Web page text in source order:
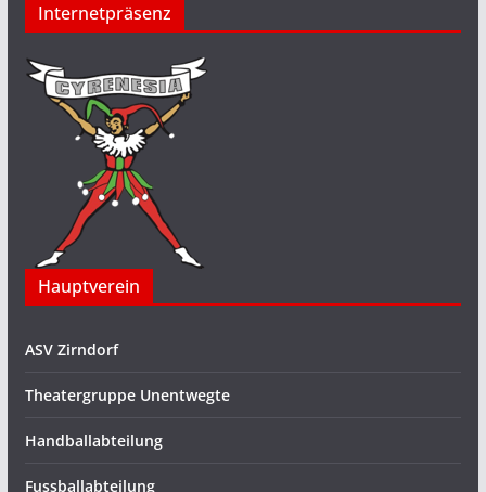
Internetpräsenz
Hauptverein
ASV Zirndorf
Theatergruppe Unentwegte
Handballabteilung
Fussballabteilung